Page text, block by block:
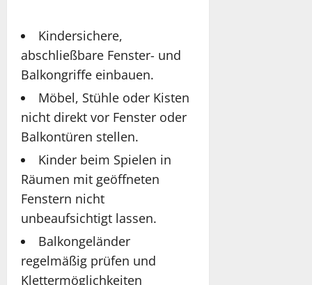
Kindersichere,
abschließbare Fenster- und
Balkongriffe einbauen.
Möbel, Stühle oder Kisten
nicht direkt vor Fenster oder
Balkontüren stellen.
Kinder beim Spielen in
Räumen mit geöffneten
Fenstern nicht
unbeaufsichtigt lassen.
Balkongeländer
regelmäßig prüfen und
Klettermöglichkeiten